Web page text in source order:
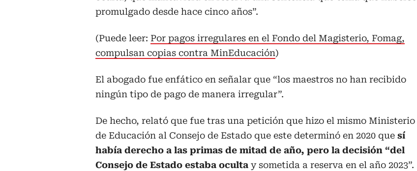
promulgado desde hace cinco años”.
(Puede leer: Por pagos irregulares en el Fondo del Magisterio, Fomag,
compulsan copias contra MinEducación)
El abogado fue enfático en señalar que “los maestros no han recibido
ningún tipo de pago de manera irregular”.
De hecho, relató que fue tras una petición que hizo el mismo Ministerio
de Educación al Consejo de Estado que este determinó en 2020 que sí
había derecho a las primas de mitad de año, pero la decisión “del
Consejo de Estado estaba oculta y sometida a reserva en el año 2023”.